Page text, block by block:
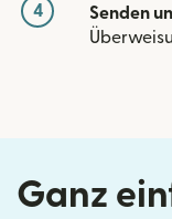
4 Senden
Ganz